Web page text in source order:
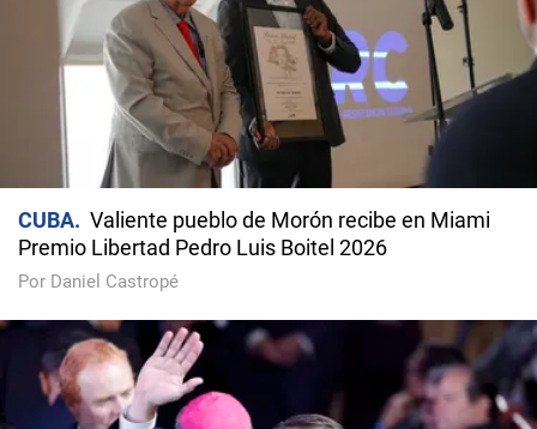
CUBA
Valiente pueblo de Morón recibe en Miami
Premio Libertad Pedro Luis Boitel 2026
Por Daniel Castropé